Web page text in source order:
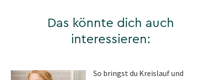
Das könnte dich auch
interessieren:
So bringst du Kreislauf und